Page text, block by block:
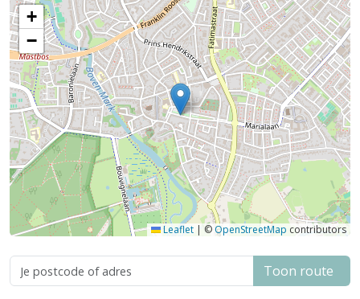
+
−
Leaflet | © OpenStreetMap contributors
Toon route